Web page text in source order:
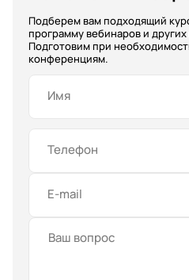
Подберем вам подходящий
программу вебинаров и
Подготовим при
конференциям.
Имя
Телефон
E-mail